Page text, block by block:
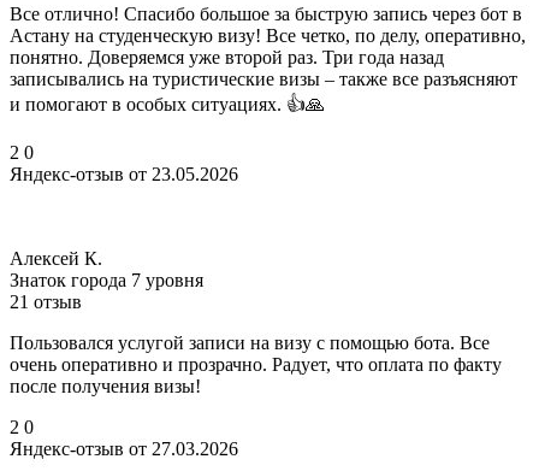
Все отлично! Спасибо большое за быструю запись через бот в
Астану на студенческую визу! Все четко, по делу, оперативно,
понятно. Доверяемся уже второй раз. Три года назад
записывались на туристические визы – также все разъясняют
и помогают в особых ситуациях. 👍🙏
2 0
Яндекс-отзыв от 23.05.2026
Алексей К.
Знаток города 7 уровня
21 отзыв
Пользовался услугой записи на визу с помощью бота. Все
очень оперативно и прозрачно. Радует, что оплата по факту
после получения визы!
2 0
Яндекс-отзыв от 27.03.2026